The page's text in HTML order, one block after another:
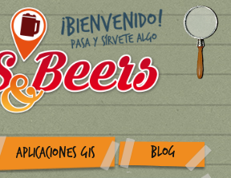
APLICACIONES GIS BLOG